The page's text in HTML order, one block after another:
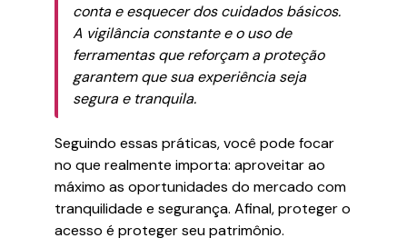
conta e esquecer dos cuidados básicos.
A vigilância constante e o uso de
ferramentas que reforçam a proteção
garantem que sua experiência seja
segura e tranquila.
Seguindo essas práticas, você pode focar
no que realmente importa: aproveitar ao
máximo as oportunidades do mercado com
tranquilidade e segurança. Afinal, proteger o
acesso é proteger seu patrimônio.